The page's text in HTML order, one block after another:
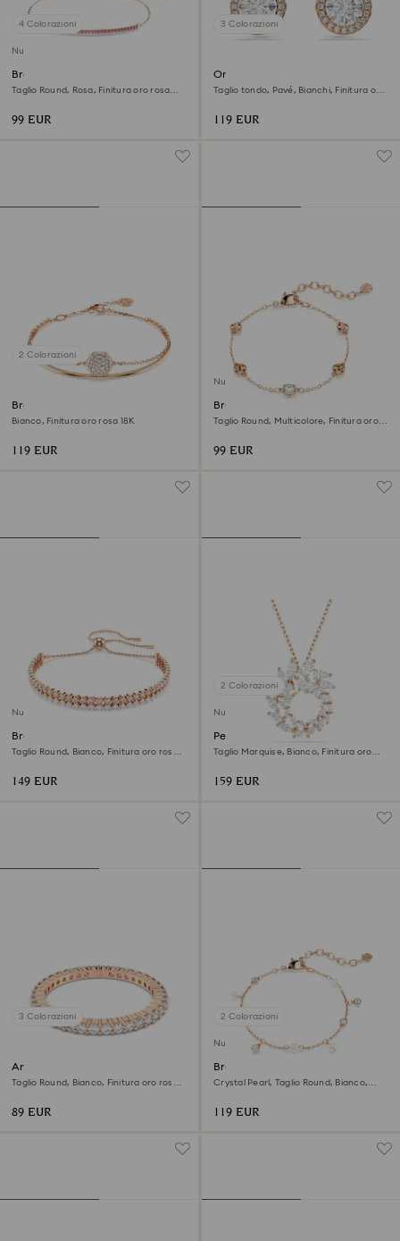
4 Colorazioni
Nuovo
Braccialetto Only
Taglio Round, Rosa, Finitura oro rosa
99 EUR
3 Colorazioni
Orecchini a lobo Una Angelic
Taglio tondo, Pavé, Bianchi, Finitura oro
119 EUR
2 Colorazioni
Bracciale rigido Sublima
Bianco, Finitura oro rosa 18K
119 EUR
Nuovo
Braccialetto Imber
Taglio Round, Multicolore, Finitura oro
99 EUR
Nuovo
Braccialetto Matrix
Taglio Round, Bianco, Finitura oro rosa
149 EUR
2 Colorazioni
Nuovo
Pendente Mesmera
Taglio Marquise, Bianco, Finitura oro
159 EUR
3 Colorazioni
Anello Matrix Vittore
Taglio Round, Bianco, Finitura oro rosa
89 EUR
2 Colorazioni
Nuovo
Braccialetto Imber
Crystal Pearl, Taglio Round, Bianco,
119 EUR